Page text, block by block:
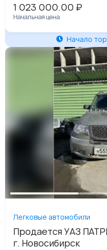
1 023 000.00 ₽
Начальная цена
Начало
Легковые автомобили
Продается УАЗ
г. Новосибирск